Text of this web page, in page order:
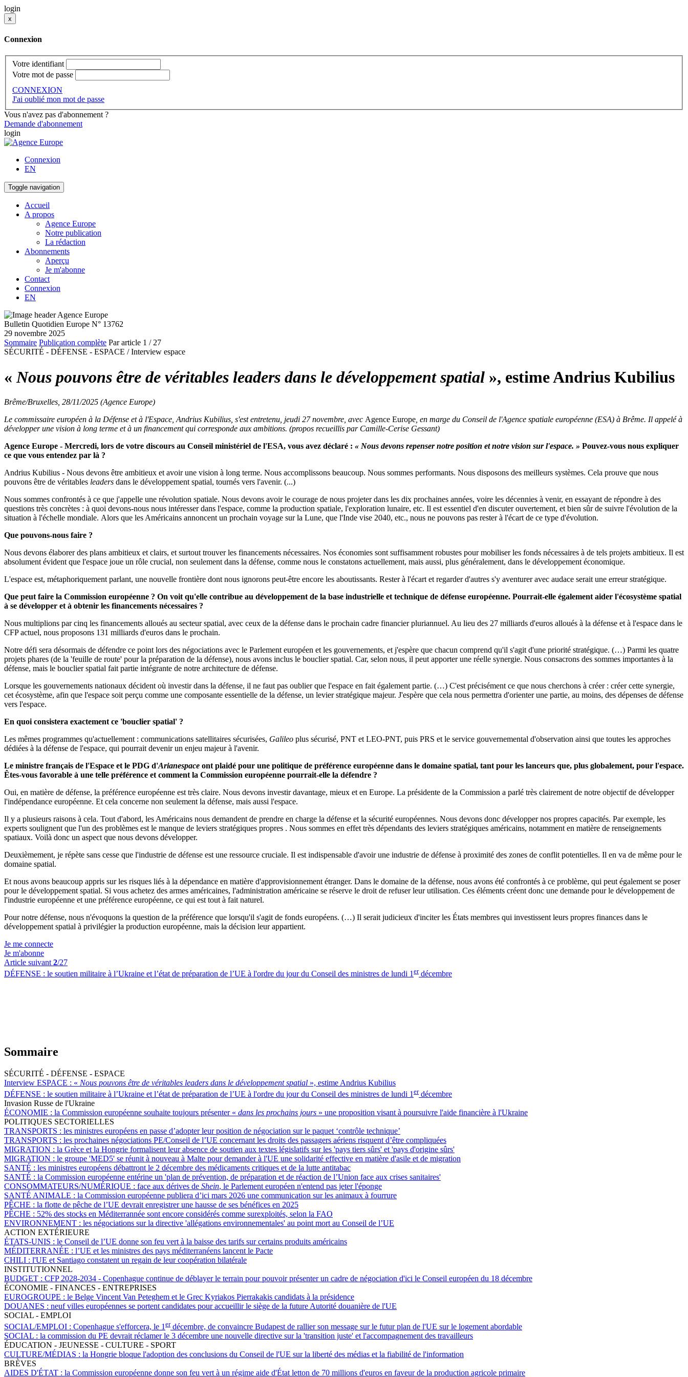
login
x
Connexion
Votre identifiant
Votre mot de passe
CONNEXION
J'ai oublié mon mot de passe
Vous n'avez pas d'abonnement ?
Demande d'abonnement
login
Connexion
EN
Toggle navigation
Accueil
A propos
Agence Europe
Notre publication
La rédaction
Abonnements
Aperçu
Je m'abonne
Contact
Connexion
EN
Bulletin Quotidien Europe N° 13762
29 novembre 2025
Sommaire Publication complète Par article 1 / 27
SÉCURITÉ - DÉFENSE - ESPACE / Interview espace
« Nous pouvons être de véritables leaders dans le développement spatial », estime Andrius Kubilius
Brême/Bruxelles, 28/11/2025 (Agence Europe)
Le commissaire européen à la Défense et à l'Espace, Andrius Kubilius, s'est entretenu, jeudi 27 novembre, avec Agence Europe , en marge du Conseil de l'Agence spatiale européenne (ESA) à Brême. Il appelé à
développer une vision à long terme et à un financement qui corresponde aux ambitions. (propos recueillis par Camille-Cerise Gessant)
Agence Europe - Mercredi, lors de votre discours au Conseil ministériel de l'ESA, vous avez déclaré : « Nous devons repenser notre position et notre vision sur l'espace. » Pouvez-vous nous expliquer
ce que vous entendez par là ?
Andrius Kubilius - Nous devons être ambitieux et avoir une vision à long terme. Nous accomplissons beaucoup. Nous sommes performants. Nous disposons des meilleurs systèmes. Cela prouve que nous
pouvons être de véritables leaders dans le développement spatial, tournés vers l'avenir. (...)
Nous sommes confrontés à ce que j'appelle une révolution spatiale. Nous devons avoir le courage de nous projeter dans les dix prochaines années, voire les décennies à venir, en essayant de répondre à des
questions très concrètes : à quoi devons-nous nous intéresser dans l'espace, comme la production spatiale, l'exploration lunaire, etc. Il est essentiel d'en discuter ouvertement, et bien sûr de suivre l'évolution de la
situation à l'échelle mondiale. Alors que les Américains annoncent un prochain voyage sur la Lune, que l'Inde vise 2040, etc., nous ne pouvons pas rester à l'écart de ce type d'évolution.
Que pouvons-nous faire ?
Nous devons élaborer des plans ambitieux et clairs, et surtout trouver les financements nécessaires. Nos économies sont suffisamment robustes pour mobiliser les fonds nécessaires à de tels projets ambitieux. Il est
absolument évident que l'espace joue un rôle crucial, non seulement dans la défense, comme nous le constatons actuellement, mais aussi, plus généralement, dans le développement économique.
L'espace est, métaphoriquement parlant, une nouvelle frontière dont nous ignorons peut-être encore les aboutissants. Rester à l'écart et regarder d'autres s'y aventurer avec audace serait une erreur stratégique.
Que peut faire la Commission européenne ? On voit qu'elle contribue au développement de la base industrielle et technique de défense européenne. Pourrait-elle également aider l'écosystème spatial
à se développer et à obtenir les financements nécessaires ?
Nous multiplions par cinq les financements alloués au secteur spatial, avec ceux de la défense dans le prochain cadre financier pluriannuel. Au lieu des 27 milliards d'euros alloués à la défense et à l'espace dans le
CFP actuel, nous proposons 131 milliards d'euros dans le prochain.
Notre défi sera désormais de défendre ce point lors des négociations avec le Parlement européen et les gouvernements, et j'espère que chacun comprend qu'il s'agit d'une priorité stratégique. (…) Parmi les quatre
projets phares (de la 'feuille de route' pour la préparation de la défense), nous avons inclus le bouclier spatial. Car, selon nous, il peut apporter une réelle synergie. Nous consacrons des sommes importantes à la
défense, mais le bouclier spatial fait partie intégrante de notre architecture de défense.
Lorsque les gouvernements nationaux décident où investir dans la défense, il ne faut pas oublier que l'espace en fait également partie. (…) C'est précisément ce que nous cherchons à créer : créer cette synergie,
cet écosystème, afin que l'espace soit perçu comme une composante essentielle de la défense, un levier stratégique majeur. J'espère que cela nous permettra d'orienter une partie, au moins, des dépenses de défense
vers l'espace.
En quoi consistera exactement ce 'bouclier spatial' ?
Les mêmes programmes qu'actuellement : communications satellitaires sécurisées, Galileo plus sécurisé, PNT et LEO-PNT, puis PRS et le service gouvernemental d'observation ainsi que toutes les approches
dédiées à la défense de l'espace, qui pourrait devenir un enjeu majeur à l'avenir.
Le ministre français de l'Espace et le PDG d'Arianespace ont plaidé pour une politique de préférence européenne dans le domaine spatial, tant pour les lanceurs que, plus globalement, pour l'espace.
Êtes-vous favorable à une telle préférence et comment la Commission européenne pourrait-elle la défendre ?
Oui, en matière de défense, la préférence européenne est très claire. Nous devons investir davantage, mieux et en Europe. La présidente de la Commission a parlé très clairement de notre objectif de développer
l'indépendance européenne. Et cela concerne non seulement la défense, mais aussi l'espace.
Il y a plusieurs raisons à cela. Tout d'abord, les Américains nous demandent de prendre en charge la défense et la sécurité européennes. Nous devons donc développer nos propres capacités. Par exemple, les
experts soulignent que l'un des problèmes est le manque de leviers stratégiques propres . Nous sommes en effet très dépendants des leviers stratégiques américains, notamment en matière de renseignements
spatiaux. Voilà donc un aspect que nous devons développer.
Deuxièmement, je répète sans cesse que l'industrie de défense est une ressource cruciale. Il est indispensable d'avoir une industrie de défense à proximité des zones de conflit potentielles. Il en va de même pour le
domaine spatial.
Et nous avons beaucoup appris sur les risques liés à la dépendance en matière d'approvisionnement étranger. Dans le domaine de la défense, nous avons été confrontés à ce problème, qui peut également se poser
pour le développement spatial. Si vous achetez des armes américaines, l'administration américaine se réserve le droit de refuser leur utilisation. Ces éléments créent donc une demande pour le développement de
l'industrie européenne et une préférence européenne, ce qui est tout à fait naturel.
Pour notre défense, nous n'évoquons la question de la préférence que lorsqu'il s'agit de fonds européens. (…) Il serait judicieux d'inciter les États membres qui investissent leurs propres finances dans le
développement spatial à privilégier la production européenne, mais la décision leur appartient.
Je me connecte
Je m'abonne
Article suivant 2/27
DÉFENSE : le soutien militaire à l’Ukraine et l’état de préparation de l’UE à l'ordre du jour du Conseil des ministres de lundi 1 erdécembre
Sommaire
SÉCURITÉ - DÉFENSE - ESPACE
Interview ESPACE : « Nous pouvons être de véritables leaders dans le développement spatial », estime Andrius Kubilius
DÉFENSE : le soutien militaire à l’Ukraine et l’état de préparation de l’UE à l'ordre du jour du Conseil des ministres de lundi 1 erdécembre
Invasion Russe de l'Ukraine
ÉCONOMIE : la Commission européenne souhaite toujours présenter « dans les prochains jours » une proposition visant à poursuivre l'aide financière à l'Ukraine
POLITIQUES SECTORIELLES
TRANSPORTS : les ministres européens en passe d’adopter leur position de négociation sur le paquet ‘contrôle technique’
TRANSPORTS : les prochaines négociations PE/Conseil de l’UE concernant les droits des passagers aériens risquent d’être compliquées
MIGRATION : la Grèce et la Hongrie formalisent leur absence de soutien aux textes législatifs sur les 'pays tiers sûrs' et 'pays d'origine sûrs'
MIGRATION : le groupe 'MED5' se réunit à nouveau à Malte pour demander à l'UE une solidarité effective en matière d'asile et de migration
SANTÉ : les ministres européens débattront le 2 décembre des médicaments critiques et de la lutte antitabac
SANTÉ : la Commission européenne entérine un 'plan de prévention, de préparation et de réaction de l’Union face aux crises sanitaires'
CONSOMMATEURS/NUMÉRIQUE : face aux dérives de Shein, le Parlement européen n'entend pas jeter l'éponge
SANTÉ ANIMALE : la Commission européenne publiera d’ici mars 2026 une communication sur les animaux à fourrure
PÊCHE : la flotte de pêche de l’UE devrait enregistrer une hausse de ses bénéfices en 2025
PÊCHE : 52% des stocks en Méditerrannée sont encore considérés comme surexploités, selon la FAO
ENVIRONNEMENT : les négociations sur la directive 'allégations environnementales' au point mort au Conseil de l’UE
ACTION EXTÉRIEURE
ÉTATS-UNIS : le Conseil de l’UE donne son feu vert à la baisse des tarifs sur certains produits américains
MÉDITERRANÉE : l’UE et les ministres des pays méditerranéens lancent le Pacte
CHILI : l'UE et Santiago constatent un regain de leur coopération bilatérale
INSTITUTIONNEL
BUDGET : CFP 2028-2034 - Copenhague continue de déblayer le terrain pour pouvoir présenter un cadre de négociation d'ici le Conseil européen du 18 décembre
ÉCONOMIE - FINANCES - ENTREPRISES
EUROGROUPE : le Belge Vincent Van Peteghem et le Grec Kyriakos Pierrakakis candidats à la présidence
DOUANES : neuf villes européennes se portent candidates pour accueillir le siège de la future Autorité douanière de l'UE
SOCIAL - EMPLOI
SOCIAL/EMPLOI : Copenhague s'efforcera, le 1erdécembre, de convaincre Budapest de rallier son message sur le futur plan de l'UE sur le logement abordable
SOCIAL : la commission du PE devrait réclamer le 3 décembre une nouvelle directive sur la 'transition juste' et l'accompagnement des travailleurs
ÉDUCATION - JEUNESSE - CULTURE - SPORT
CULTURE/MÉDIAS : la Hongrie bloque l'adoption des conclusions du Conseil de l'UE sur la liberté des médias et la fiabilité de l'information
BRÈVES
AIDES D'ÉTAT : la Commission européenne donne son feu vert à un régime aide d'État letton de 70 millions d'euros en faveur de la production agricole primaire